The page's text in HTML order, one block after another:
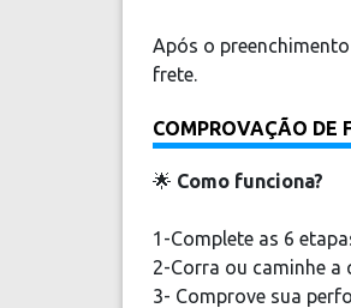
Após o
frete.
COMPROVAÇÃO DE
🌟 Como funciona?
1-Complete as 6
2-Corra ou caminhe a
3- Comprove sua